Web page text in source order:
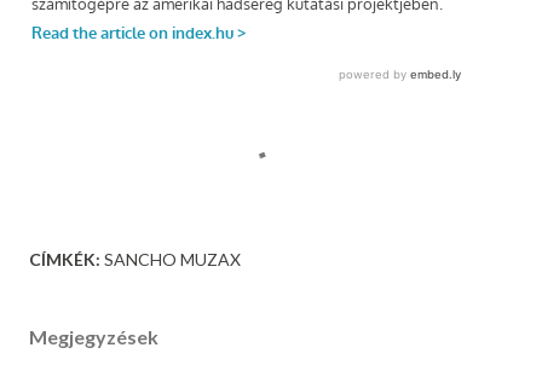
CÍMKÉK: SANCHO MUZAX
Megjegyzések